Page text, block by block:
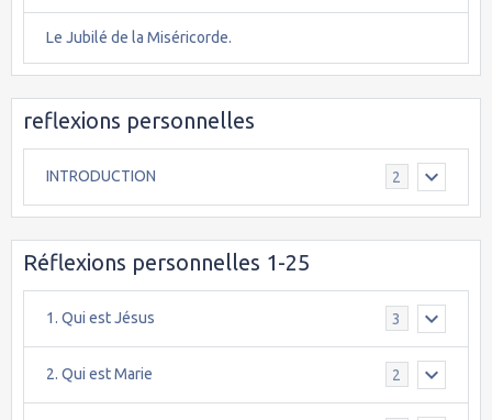
Le Jubilé de la Miséricorde.
reflexions personnelles
INTRODUCTION 2
Réflexions personnelles 1-25
1. Qui est Jésus 3
2. Qui est Marie 2